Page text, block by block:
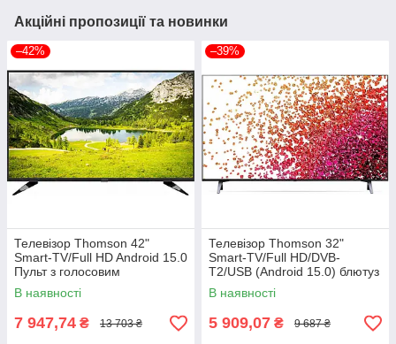
Акційні пропозиції та новинки
–42%
Телевізор Thomson 42"
Smart-TV/Full HD Android 15.0
Пульт з голосовим
управлінням
В наявності
7 947,74 ₴ 13 703 ₴
–39%
Телевізор Thomson 32"
Smart-TV/Full HD/DVB-
T2/USB (Android 15.0) блютуз
+ голосове управління
В наявності
5 909,07 ₴ 9 687 ₴